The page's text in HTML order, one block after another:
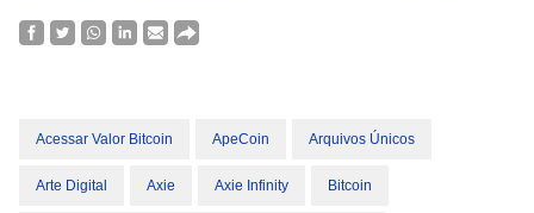
Acessar Valor Bitcoin ApeCoin Arquivos Únicos
Arte Digital Axie Axie Infinity Bitcoin